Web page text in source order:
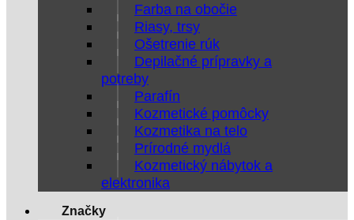
Farba na obočie
Riasy, trsy
Ošetrenie rúk
Depilačné prípravky a
potreby
Parafín
Kozmetické pomôcky
Kozmetika na telo
Prírodné mydlá
Kozmetický nábytok a
elektronika
Značky